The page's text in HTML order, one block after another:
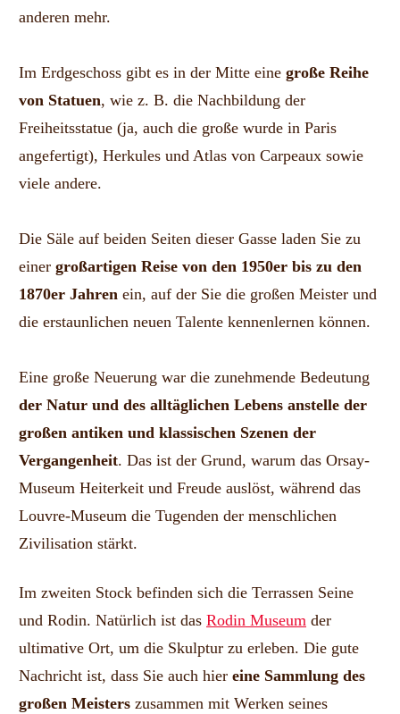
anderen mehr.
Im Erdgeschoss gibt es in der Mitte eine große Reihe
von Statuen, wie z. B. die Nachbildung der
Freiheitsstatue (ja, auch die große wurde in Paris
angefertigt), Herkules und Atlas von Carpeaux sowie
viele andere.
Die Säle auf beiden Seiten dieser Gasse laden Sie zu
einer großartigen Reise von den 1950er bis zu den
1870er Jahren ein, auf der Sie die großen Meister und
die erstaunlichen neuen Talente kennenlernen können.
Eine große Neuerung war die zunehmende Bedeutung
der Natur und des alltäglichen Lebens anstelle der
großen antiken und klassischen Szenen der
Vergangenheit. Das ist der Grund, warum das Orsay-
Museum Heiterkeit und Freude auslöst, während das
Louvre-Museum die Tugenden der menschlichen
Zivilisation stärkt.
Im zweiten Stock befinden sich die Terrassen Seine
und Rodin. Natürlich ist das Rodin Museum der
ultimative Ort, um die Skulptur zu erleben. Die gute
Nachricht ist, dass Sie auch hier eine Sammlung des
großen Meisters zusammen mit Werken seines